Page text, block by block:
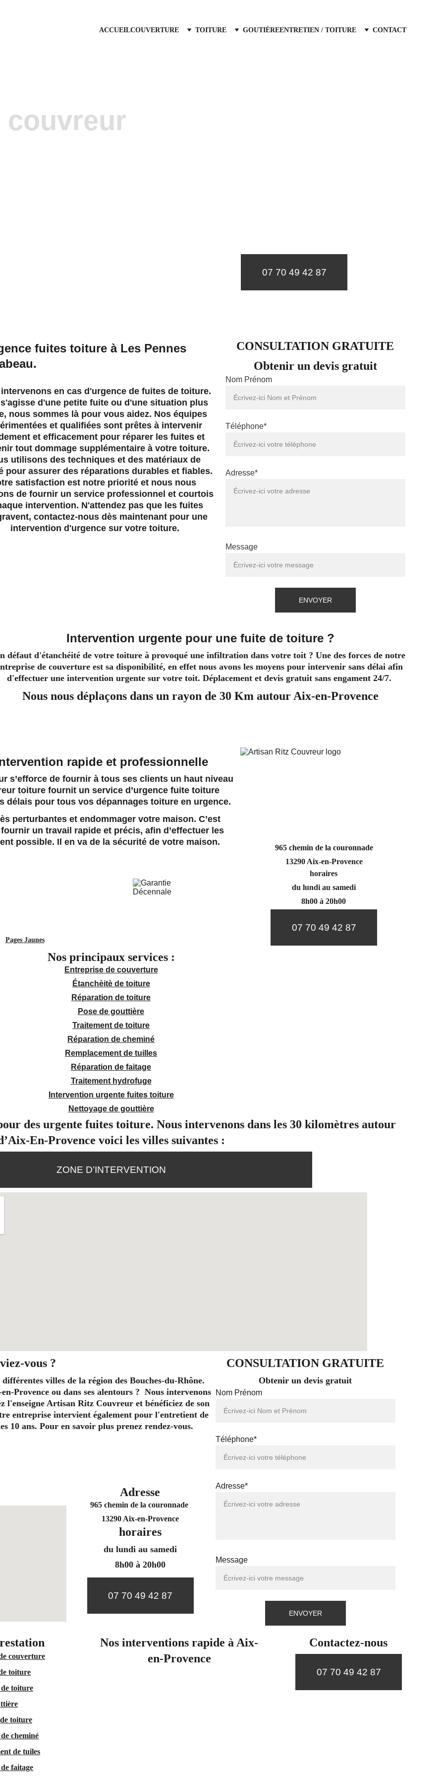
ACCUEILCOUVERTURE TOITURE GOUTIÈREENTRETIEN / TOITURE CONTACT
07 70 49 42 87
CONSULTATION GRATUITE
Obtenir un devis gratuit
Nom Prénom
Téléphone*
Adresse*
Message
ENVOYER
fuites toiture à Les Pennes
en cas d'urgence de fuites de toiture.
d'une petite fuite ou d'une situation plus
nous sommes là pour vous aidez. Nos équipes
et qualifiées sont prêtes à intervenir
et efficacement pour réparer les fuites et
tout dommage supplémentaire à votre toiture.
utilisons des techniques et des matériaux de
pour assurer des réparations durables et fiables.
satisfaction est notre priorité et nous nous
de fournir un service professionnel et courtois
intervention. N'attendez pas que les fuites
contactez-nous dès maintenant pour une
intervention d'urgence sur votre toiture.
Intervention urgente pour une fuite de toiture ?
défaut d'étanchéité de votre toiture à provoqué une infiltration dans votre toit ? Une des forces de notre
de couverture est sa disponibilité, en effet nous avons les moyens pour intervenir sans délai afin
d'effectuer une intervention urgente sur votre toit. Déplacement et devis gratuit sans engament 24/7.
Nous nous déplaçons dans un rayon de 30 Km autour Aix-en-Provence
07 70 49 42 87
965 chemin de la couronnade
13290 Aix-en-Provence
horaires
du lundi au samedi
8h00 à 20h00
Pages Jaunes
rapide et professionnelle
s’efforce de fournir à tous ses clients un haut niveau
toiture fournit un service d’urgence fuite toiture
délais pour tous vos dépannages toiture en urgence.
perturbantes et endommager votre maison. C’est
un travail rapide et précis, afin d’effectuer les
possible. Il en va de la sécurité de votre maison.
Nos principaux services :
Entreprise de couverture
Étanchèitè de toiture
Réparation de toiture
Pose de gouttière
Traitement de toiture
Réparation de cheminé
Remplacement de tuilles
Réparation de faitage
Traitement hydrofuge
Intervention urgente fuites toiture
Nettoyage de gouttière
des urgente fuites toiture. Nous intervenons dans les 30 kilomètres autour
En-Provence voici les villes suivantes :
ZONE D’INTERVENTION
Nom Prénom
Téléphone*
Adresse*
Message
ENVOYER
Adresse
965 chemin de la couronnade
13290 Aix-en-Provence
07 70 49 42 87
vous ?
villes de la région des Bouches-du-Rhône.
Provence ou dans ses alentours ?  Nous intervenons
Artisan Ritz Couvreur et bénéficiez de son
entreprise intervient également pour l'entretient de
10 ans. Pour en savoir plus prenez rendez-vous.
CONSULTATION GRATUITE
Obtenir un devis gratuit
horaires
du lundi au samedi
8h00 à 20h00
Contactez-nous
07 70 49 42 87
Nos interventions rapide à Aix-
en-Provence
couverture
toiture
toiture
toiture
cheminé
de tuiles
faitage